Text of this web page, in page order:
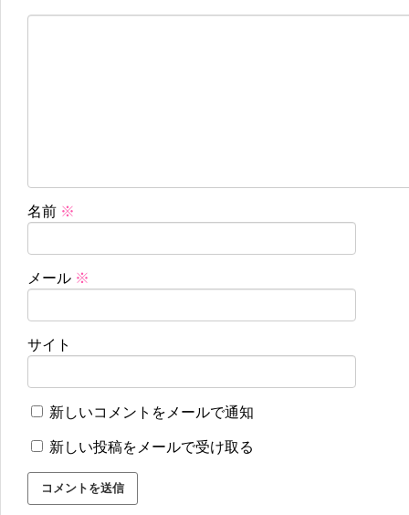
名前 ※
メール ※
サイト
新しいコメントをメールで通知
新しい投稿をメールで受け取る